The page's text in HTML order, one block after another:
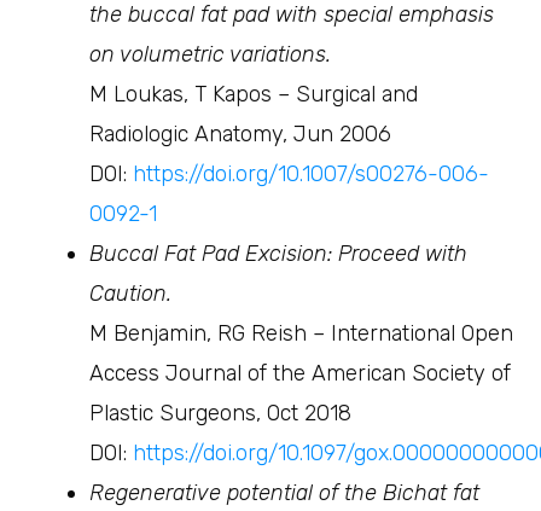
the buccal fat pad with special emphasis
on volumetric variations.
M Loukas, T Kapos – Surgical and
Radiologic Anatomy, Jun 2006
DOI: https://doi.org/10.1007/s00276-006-
0092-1
Buccal Fat Pad Excision: Proceed with
Caution.
M Benjamin, RG Reish – International Open
Access Journal of the American Society of
Plastic Surgeons, Oct 2018
DOI: https://doi.org/10.1097/
Regenerative potential of the Bichat fat